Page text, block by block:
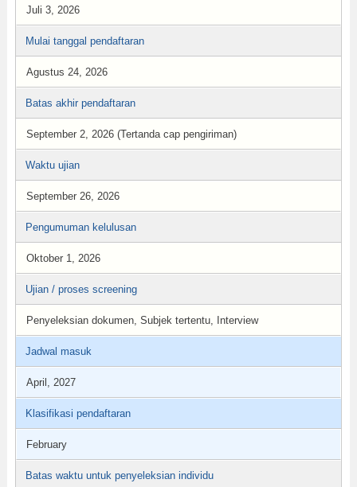
Juli 3, 2026
Mulai tanggal pendaftaran
Agustus 24, 2026
Batas akhir pendaftaran
September 2, 2026 (Tertanda cap pengiriman)
Waktu ujian
September 26, 2026
Pengumuman kelulusan
Oktober 1, 2026
Ujian / proses screening
Penyeleksian dokumen, Subjek tertentu, Interview
Jadwal masuk
April, 2027
Klasifikasi pendaftaran
February
Batas waktu untuk penyeleksian individu